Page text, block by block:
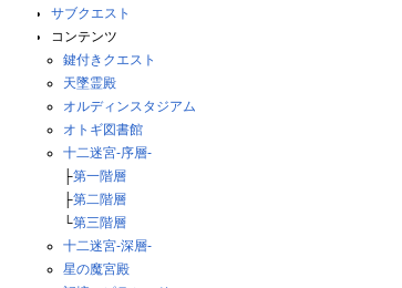
サブクエスト
コンテンツ
鍵付きクエスト
天墜霊殿
オルディンスタジアム
オトギ図書館
十二迷宮-序層-
├第一階層
├第二階層
└第三階層
十二迷宮-深層-
星の魔宮殿